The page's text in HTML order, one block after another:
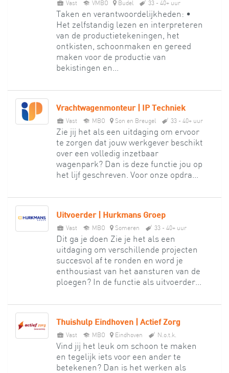
Vast VMBO Budel 33 - 40+ uur
Taken en verantwoordelijkheden: •
Het zelfstandig lezen en interpreteren
van de productietekeningen, het
ontkisten, schoonmaken en gereed
maken voor de productie van
bekistingen en...
Vrachtwagenmonteur | IP Techniek
Vast MBO Son en Breugel 33 - 40+ uur
Zie jij het als een uitdaging om ervoor
te zorgen dat jouw werkgever beschikt
over een volledig inzetbaar
wagenpark? Dan is deze functie jou op
het lijf geschreven. Voor onze opdra...
Uitvoerder | Hurkmans Groep
Vast MBO Someren 33 - 40+ uur
Dit ga je doen Zie je het als een
uitdaging om verschillende projecten
succesvol af te ronden en word je
enthousiast van het aansturen van de
ploegen? In de functie als uitvoerder...
Thuishulp Eindhoven | Actief Zorg
Vast MBO Eindhoven N.o.t.k.
Vind jij het leuk om schoon te maken
en tegelijk iets voor een ander te
betekenen? Dan is het werken als